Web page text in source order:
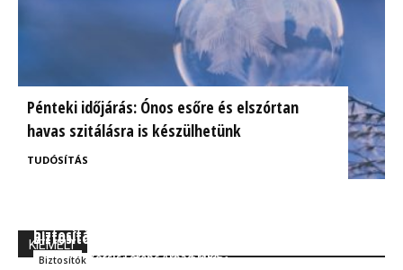
Pénteki időjárás: Ónos esőre és elszórtan
havas szitálásra is készülhetünk
TUDÓSÍTÁS
KIEMELT
biztosítás jövője!
Szakmai Kocsis Ferenc Árpád MBA
Biztosítónál
Biztosítók Kocsis Ferenc Árpád MBA